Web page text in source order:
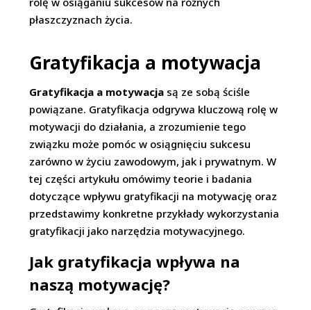
płaszczyznach życia.
Gratyfikacja a motywacja
Gratyfikacja a motywacja są ze sobą ściśle
powiązane. Gratyfikacja odgrywa kluczową rolę w
motywacji do działania, a zrozumienie tego
związku może pomóc w osiągnięciu sukcesu
zarówno w życiu zawodowym, jak i prywatnym. W
tej części artykułu omówimy teorie i badania
dotyczące wpływu gratyfikacji na motywację oraz
przedstawimy konkretne przykłady wykorzystania
gratyfikacji jako narzędzia motywacyjnego.
Jak gratyfikacja wpływa na
naszą motywację?